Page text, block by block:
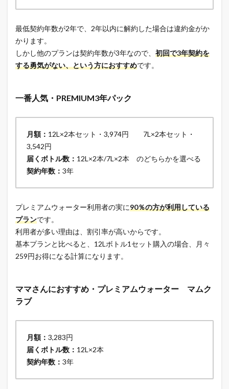
最低契約年数が2年で、2年以内に解約した場合は違約金がか
かります。
しかし他のプランは契約年数が3年なので、 初回で3年契約を
する勇気がない、という方におすすめです。
一番人気・PREMIUM3年パック
月額： 12L×2本セット・3,974円 7L×2本セット・
3,542円
届くボトル数： 12L×2本/7L×2本 のどちらかを選べる
契約年数： 3年
プレミアムウォーター利用者の実に90％の方が利用している
プランです。
利用者が多い理由は、割引率が高いからです。
基本プランと比べると、12Lボトル1セット購入の場合、月々
259円お得になる計算になります。
ママさんにおすすめ・プレミアムウォーター マムク
ラブ
月額： 3,283円
届くボトル数： 12L×2本
契約年数： 3年